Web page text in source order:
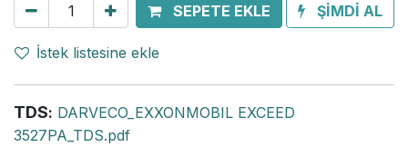
SEPETE EKLE ŞİMDİ AL
İstek listesine ekle
TDS: DARVECO_EXXONMOBIL EXCEED
3527PA_TDS.pdf